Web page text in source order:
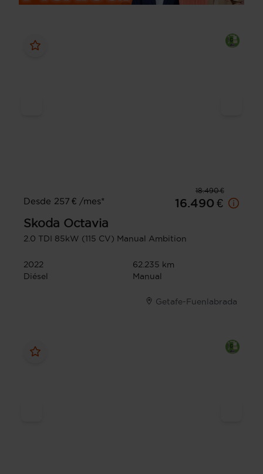
18.490 €
Desde 257 € /mes*
16.490 €
Skoda Octavia
2.0 TDI 85kW (115 CV) Manual Ambition
2022
62.235 km
Diésel
Manual
Getafe-Fuenlabrada